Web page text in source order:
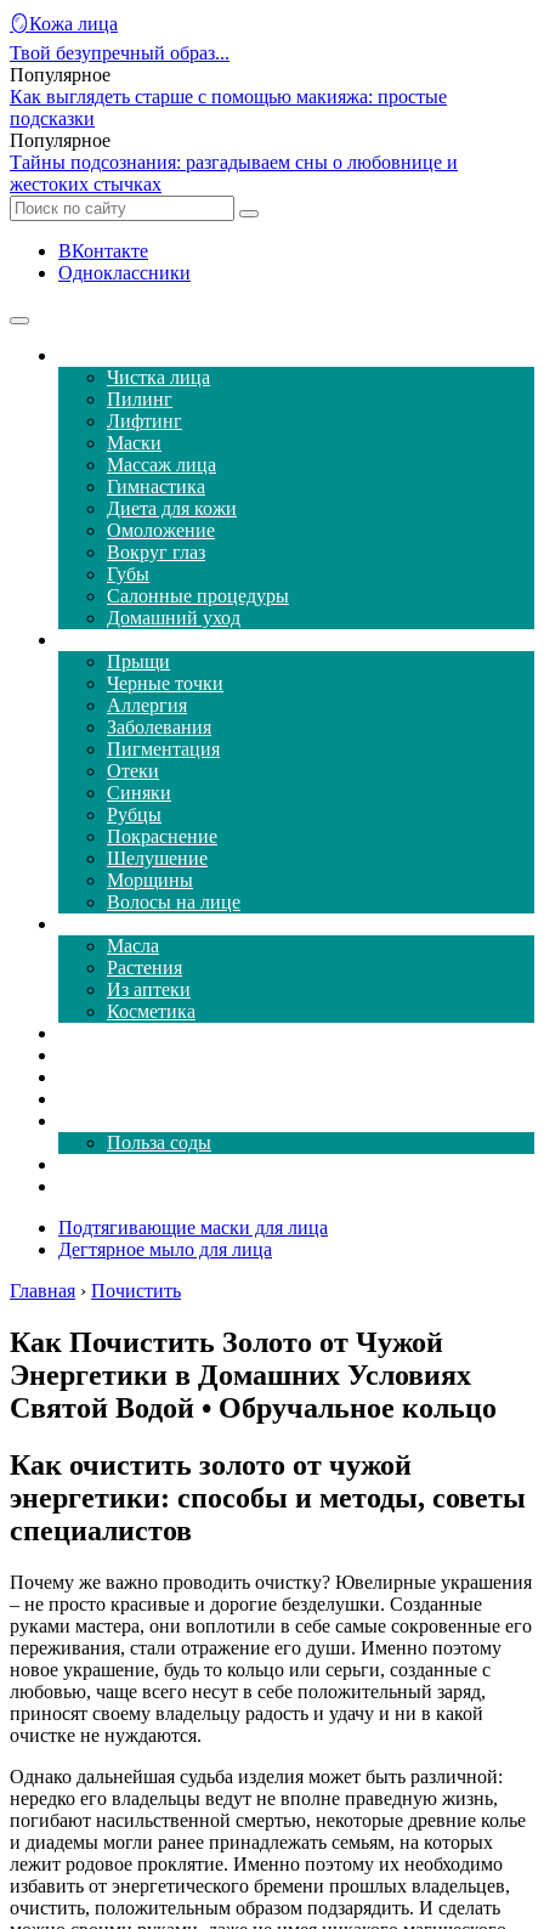
🪞Кожа лица
Твой безупречный образ...
Популярное
Как выглядеть старше с помощью макияжа: простые
подсказки
Популярное
Тайны подсознания: разгадываем сны о любовнице и
жестоких стычках
ВКонтакте
Одноклассники
Чистка лица
Пилинг
Лифтинг
Маски
Массаж лица
Гимнастика
Диета для кожи
Омоложение
Вокруг глаз
Губы
Салонные процедуры
Домашний уход
Прыщи
Черные точки
Аллергия
Заболевания
Пигментация
Отеки
Синяки
Рубцы
Покраснение
Шелушение
Морщины
Волосы на лице
Масла
Растения
Из аптеки
Косметика
Польза соды
Подтягивающие маски для лица
Дегтярное мыло для лица
Главная › Почистить
Как Почистить Золото от Чужой
Энергетики в Домашних Условиях
Святой Водой • Обручальное кольцо
Как очистить золото от чужой
энергетики: способы и методы, советы
специалистов
Почему же важно проводить очистку? Ювелирные украшения
– не просто красивые и дорогие безделушки. Созданные
руками мастера, они воплотили в себе самые сокровенные его
переживания, стали отражение его души. Именно поэтому
новое украшение, будь то кольцо или серьги, созданные с
любовью, чаще всего несут в себе положительный заряд,
приносят своему владельцу радость и удачу и ни в какой
очистке не нуждаются.
Однако дальнейшая судьба изделия может быть различной:
нередко его владельцы ведут не вполне праведную жизнь,
погибают насильственной смертью, некоторые древние колье
и диадемы могли ранее принадлежать семьям, на которых
лежит родовое проклятие. Именно поэтому их необходимо
избавить от энергетического бремени прошлых владельцев,
очистить, положительным образом подзарядить. И сделать